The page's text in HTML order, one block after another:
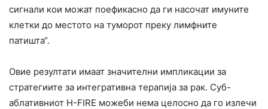
сигнали кои можат поефикасно да ги насочат имуните
клетки до местото на туморот преку лимфните
патишта“.
Овие резултати имаат значителни импликации за
стратегиите за интегративна терапија за рак. Суб-
аблативниот H-FIRE можеби нема целосно да го излечи